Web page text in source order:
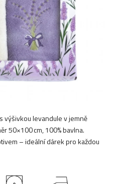
výšivkou levandule v jemně
50×100 cm, 100% bavlna.
– ideální dárek pro každou